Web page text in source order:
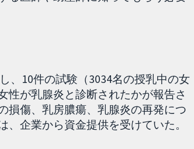
、10件の試験（3034名の授乳中の女
性が乳腺炎と診断されたかが報告さ
損傷、乳房膿瘍、乳腺炎の再発につ
企業から資金提供を受けていた。